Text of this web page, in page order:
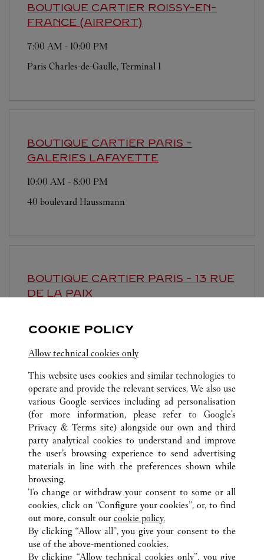
BOUTIQUE CARTIER ROISSY-EN-
FRANCE (AIRPORT)
7:00 AM - 10:00 PM
Paris Charles-de-Gaulle, Terminal 1
BOUTIQUE CARTIER PARIS -
GALERIES LAFAYETTE
10:00 AM - 8:00 PM
40 boulevard Haussmann
BOUTIQUE CARTIER PARIS - 13 RUE
DE LA PAIX
13 rue de la Paix
ALL CARTIER LOCATIONS
FRANCE
ROISSY-EN-FRANCE (AÉROPORT)
PARIS CHARLES-DE-GAULLE, PORTE L TERMINAL 2E
CUSTOMER CARE
OUR COMPANY
CAREERS
COOKIE POLICY
Allow technical cookies only
This website uses cookies and similar technologies to
operate and provide the relevant services. We also use
various Google services including ad personalisation
(for more information, please refer to Google's
Privacy & Terms site) alongside our own and third
party analytical cookies to understand and improve
the user’s browsing experience to send advertising
materials in line with the preferences shown while
browsing.
To change or withdraw your consent to some or all
cookies, click on “Configure your cookies”, or, to find
out more, consult our cookie policy.
By clicking “Allow all”, you give your consent to the
use of the above-mentioned cookies.
By clicking “Allow technical cookies only”, you give